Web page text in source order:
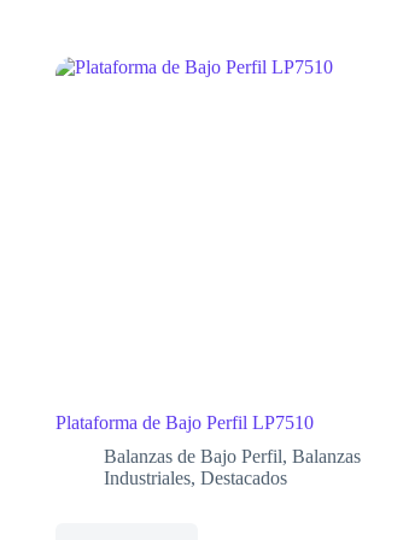
Plataforma de Bajo Perfil LP7510
Balanzas de Bajo Perfil, Balanzas
Industriales, Destacados